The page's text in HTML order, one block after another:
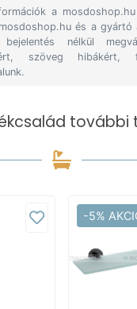
a
és a gyártó
nélkül
szöveg hibákért,
további
-5%